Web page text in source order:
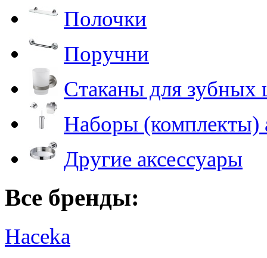
Полочки
Поручни
Стаканы для зубных
Наборы (комплекты)
Другие аксессуары
Все бренды:
Haceka